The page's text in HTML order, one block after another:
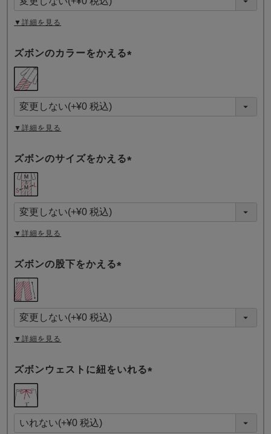
)
▼詳細を見る
ズボンのカラーをかえる
須
)
▼詳細を見る
ズボンのサイズをかえる
須
)
▼詳細を見る
ズボンの股下をかえる
須
)
▼詳細を見る
ズボンウェストに紐をいれる
須
)